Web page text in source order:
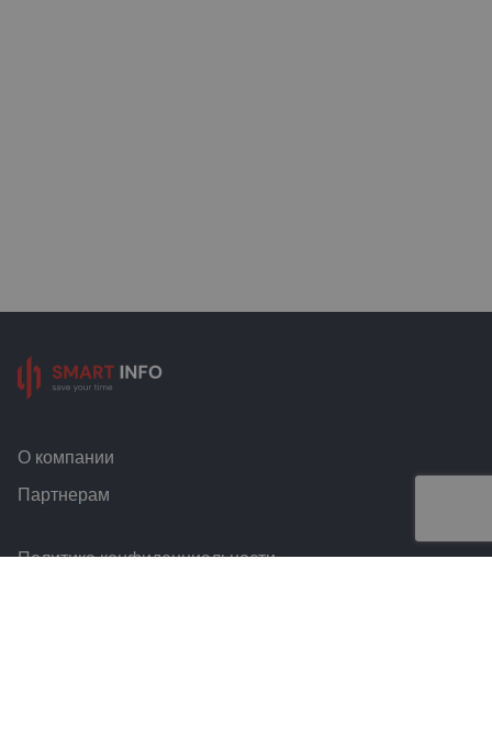
О компании
Партнерам
Политика конфиденциальности